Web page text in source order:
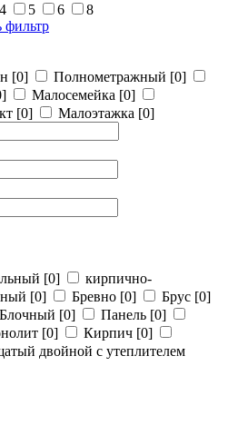
4 5 6
8
фильтр
[0] Полнометражный [0]
Малосемейка [0]
[0] Малоэтажка [0]
[0]
кирпично-
[0] Бревно [0] Брус [0]
Блочный [0] Панель [0]
[0] Кирпич [0]
двойной с утеплителем